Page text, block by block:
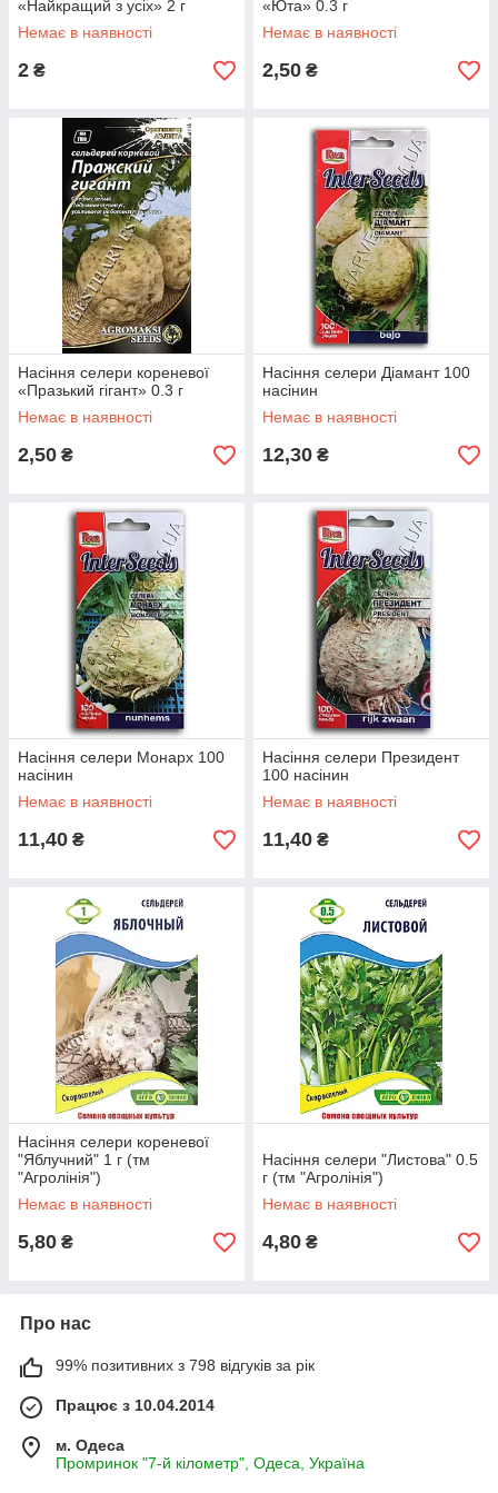
«Найкращий з усіх» 2 г
Немає в наявності
2 ₴
«Юта» 0.3 г
Немає в наявності
2,50 ₴
Насіння селери кореневої
«Празький гігант» 0.3 г
Немає в наявності
2,50 ₴
Насіння селери Діамант 100
насінин
Немає в наявності
12,30 ₴
Насіння селери Монарх 100
насінин
Немає в наявності
11,40 ₴
Насіння селери Президент
100 насінин
Немає в наявності
11,40 ₴
Насіння селери кореневої
"Яблучний" 1 г (тм
"Агролінія")
Немає в наявності
5,80 ₴
Насіння селери "Листова" 0.5
г (тм "Агролінія")
Немає в наявності
4,80 ₴
Про нас
99% позитивних з 798 відгуків за рік
Працює з 10.04.2014
м. Одеса
Промринок "7-й кілометр", Одеса, Україна